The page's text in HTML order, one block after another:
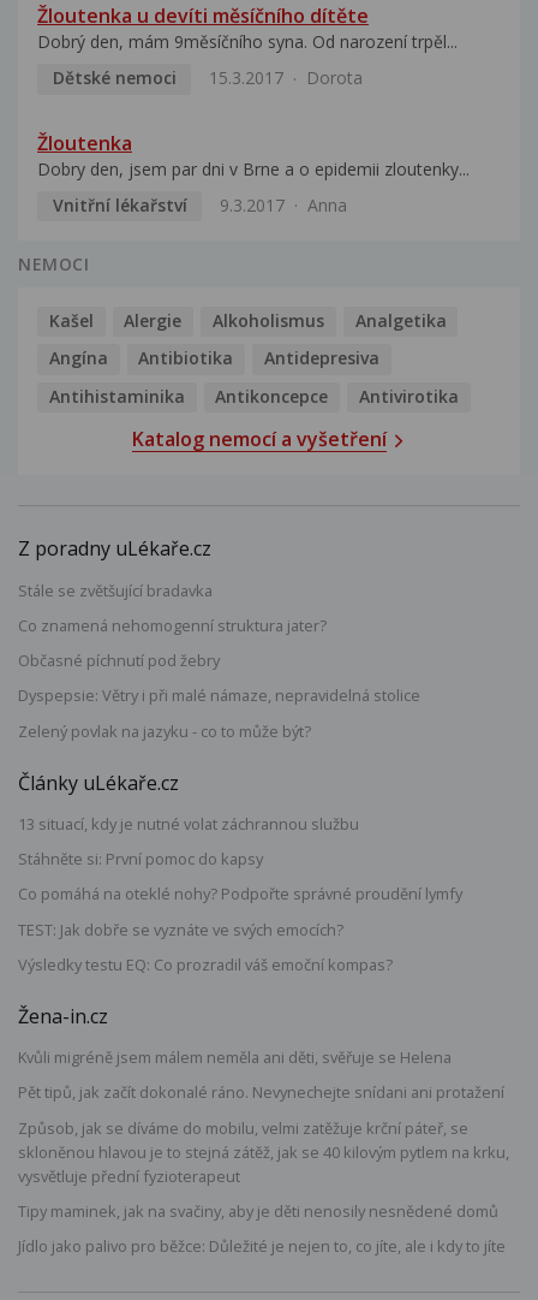
Žloutenka u devíti měsíčního dítěte
Dobrý den, mám 9měsíčního syna. Od narození trpěl...
Dětské nemoci
15.3.2017 Dorota
Žloutenka
Dobry den, jsem par dni v Brne a o epidemii zloutenky...
Vnitřní lékařství
9.3.2017 Anna
NEMOCI
Kašel Alergie Alkoholismus
Analgetika
Angína
Antibiotika
Antidepresiva
Antihistaminika
Antikoncepce Antivirotika
Katalog nemocí a vyšetření
Z poradny uLékaře.cz
Stále se zvětšující bradavka
Co znamená nehomogenní struktura jater?
Občasné píchnutí pod žebry
Dyspepsie: Větry i při malé námaze, nepravidelná stolice
Zelený povlak na jazyku - co to může být?
Články uLékaře.cz
13 situací, kdy je nutné volat záchrannou službu
Stáhněte si: První pomoc do kapsy
Co pomáhá na oteklé nohy? Podpořte správné proudění lymfy
TEST: Jak dobře se vyznáte ve svých emocích?
Výsledky testu EQ: Co prozradil váš emoční kompas?
Žena-in.cz
Kvůli migréně jsem málem neměla ani děti, svěřuje se Helena
Pět tipů, jak začít dokonalé ráno. Nevynechejte snídani ani protažení
Způsob, jak se díváme do mobilu, velmi zatěžuje krční páteř, se
skloněnou hlavou je to stejná zátěž, jak se 40 kilovým pytlem na krku,
vysvětluje přední fyzioterapeut
Tipy maminek, jak na svačiny, aby je děti nenosily nesnědené domů
Jídlo jako palivo pro běžce: Důležité je nejen to, co jíte, ale i kdy to jíte